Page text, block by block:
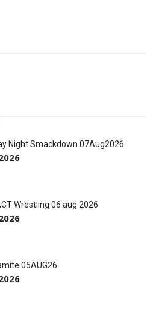
Night Smackdown 07Aug2026
Wrestling 06 aug 2026
05AUG26